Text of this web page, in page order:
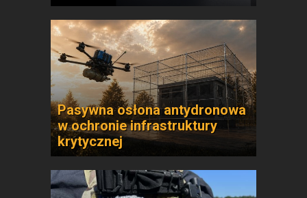
Pasywna osłona antydronowa
w ochronie infrastruktury
krytycznej